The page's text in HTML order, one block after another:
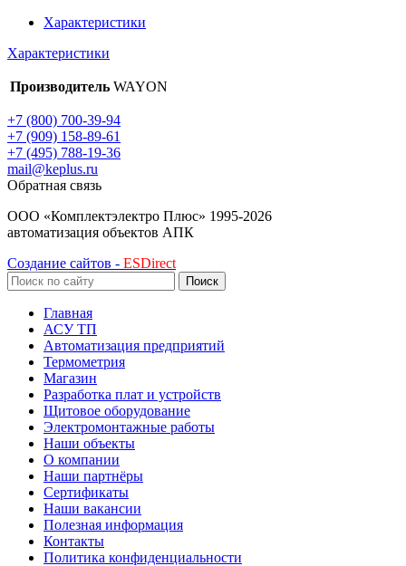
Характеристики
Характеристики
Производитель WAYON
+7 (800) 700-39-94
+7 (909) 158-89-61
+7 (495) 788-19-36
mail@keplus.ru
Обратная связь
ООО «Комплектэлектро Плюс» 1995-2026
автоматизация объектов АПК
Создание сайтов - ESDirect
Поиск
Главная
АСУ ТП
Автоматизация предприятий
Термометрия
Магазин
Разработка плат и устройств
Щитовое оборудование
Электромонтажные работы
Наши объекты
О компании
Наши партнёры
Сертификаты
Наши вакансии
Полезная информация
Контакты
Политика конфиденциальности